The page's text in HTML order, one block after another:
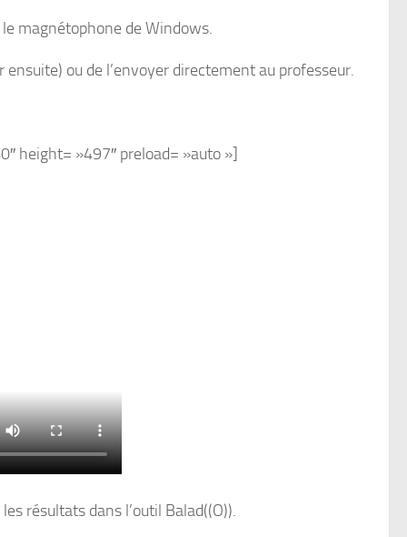
magnétophone de Windows.
ou de l’envoyer directement au professeur.
height= »497″ preload= »auto »]
résultats dans l’outil Balad((O)).